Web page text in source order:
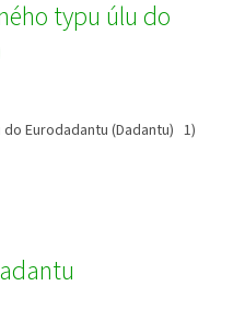
typu úlu do
Eurodadantu (Dadantu) 1)